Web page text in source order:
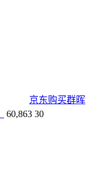
京东购买群晖
60,863 30